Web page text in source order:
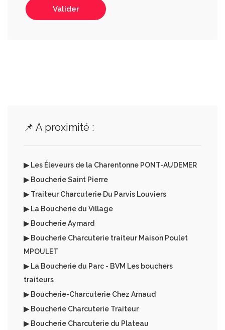
Valider
📌 A proximité :
▶ Les Éleveurs de la Charentonne PONT-AUDEMER
▶ Boucherie Saint Pierre
▶ Traiteur Charcuterie Du Parvis Louviers
▶ La Boucherie du Village
▶ Boucherie Aymard
▶ Boucherie Charcuterie traiteur Maison Poulet
MPOULET
▶ La Boucherie du Parc - BVM Les bouchers
traiteurs
▶ Boucherie-Charcuterie Chez Arnaud
▶ Boucherie Charcuterie Traiteur
▶ Boucherie Charcuterie du Plateau